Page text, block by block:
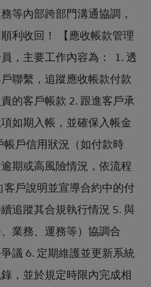
等內部跨部門溝通協調，
利收回！ 【應收帳款管理
，主要工作內容為：  1. 透
聯繫，追蹤應收帳款付款
的客戶帳款 2. 跟進客戶承
如期入帳，並確保入帳金
戶信用狀況（如付款時
期或高風險情況，依流程
戶說明並宣導合約中的付
追蹤其合規執行情況 5. 與
業務、運務等）協調合
議 6. 定期維護並更新系統
，並於規定時限內完成相